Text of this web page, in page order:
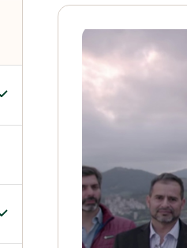
submenu de
submenu de